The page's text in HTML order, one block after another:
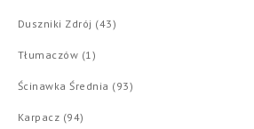
Duszniki Zdrój (43)
Tłumaczów (1)
Ścinawka Średnia (93)
Karpacz (94)